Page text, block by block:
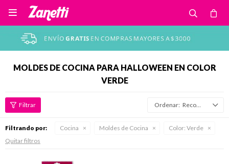

MOLDES DE COCINA PARA HALLOWEEN EN COLOR
VERDE
Recomendados
Filtrando por: Cocina Moldes de Cocina Color: Verde
Quitar filtros